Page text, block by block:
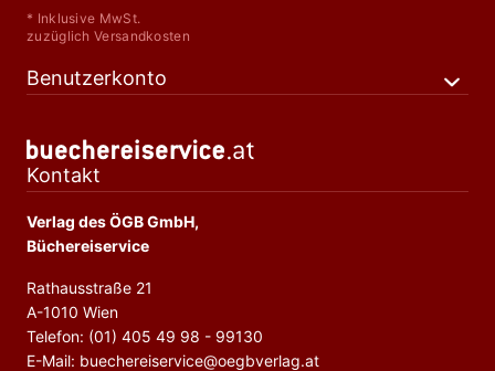
* Inklusive MwSt.
zuzüglich Versandkosten
Benutzerkonto
Kontakt
Verlag des ÖGB GmbH,
Büchereiservice
Rathausstraße 21
A-1010 Wien
Telefon: (01) 405 49 98 - 99130
E-Mail: buechereiservice@oegbverlag.at